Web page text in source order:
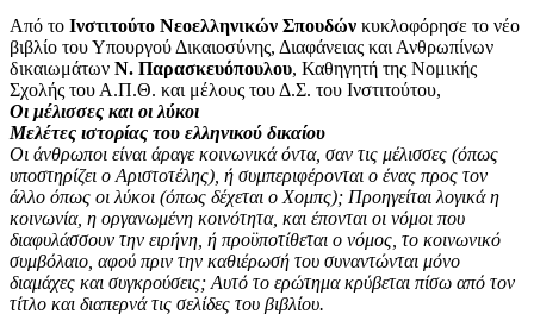
Από το Ινστιτούτο Νεοελληνικών Σπουδών κυκλοφόρησε το νέο
βιβλίο του Υπουργού Δικαιοσύνης, Διαφάνειας και Ανθρωπίνων
δικαιωμάτων Ν. Παρασκευόπουλου, Καθηγητή της Νομικής
Σχολής του Α.Π.Θ. και μέλους του Δ.Σ. του Ινστιτούτου,
Οι μέλισσες και οι λύκοι
Μελέτες ιστορίας του ελληνικού δικαίου
Οι άνθρωποι είναι άραγε κοινωνικά όντα, σαν τις μέλισσες (όπως
υποστηρίζει ο Αριστοτέλης), ή συμπεριφέρονται ο ένας προς τον
άλλο όπως οι λύκοι (όπως δέχεται ο Χομπς); Προηγείται λογικά η
κοινωνία, η οργανωμένη κοινότητα, και έπονται οι νόμοι που
διαφυλάσσουν την ειρήνη, ή προϋποτίθεται ο νόμος, το κοινωνικό
συμβόλαιο, αφού πριν την καθιέρωσή του συναντώνται μόνο
διαμάχες και συγκρούσεις; Αυτό το ερώτημα κρύβεται πίσω από τον
τίτλο και διαπερνά τις σελίδες του βιβλίου.